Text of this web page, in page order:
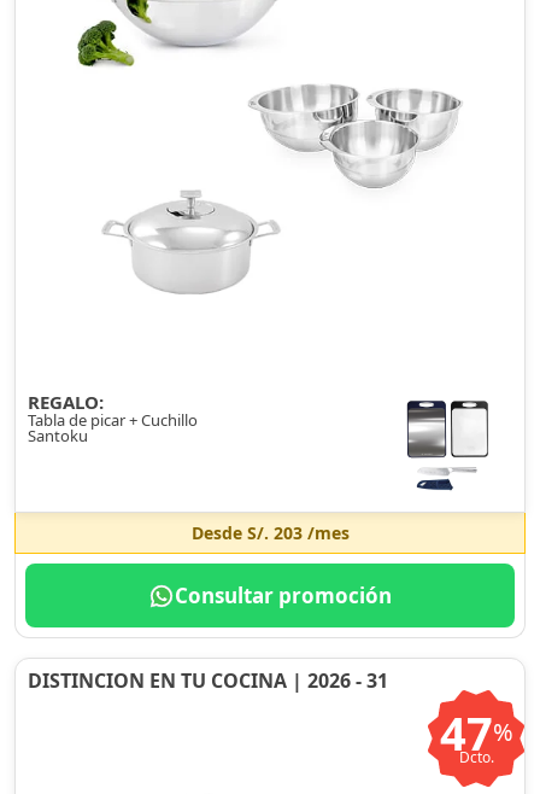
REGALO:
Tabla de picar + Cuchillo
Santoku
Desde S/. 203/mes
Consultar promoción
DISTINCION EN TU COCINA | 2026 - 31
47%
Dcto.